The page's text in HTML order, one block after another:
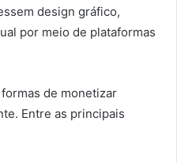
design gráfico,
por meio de plataformas
de monetizar
Entre as principais